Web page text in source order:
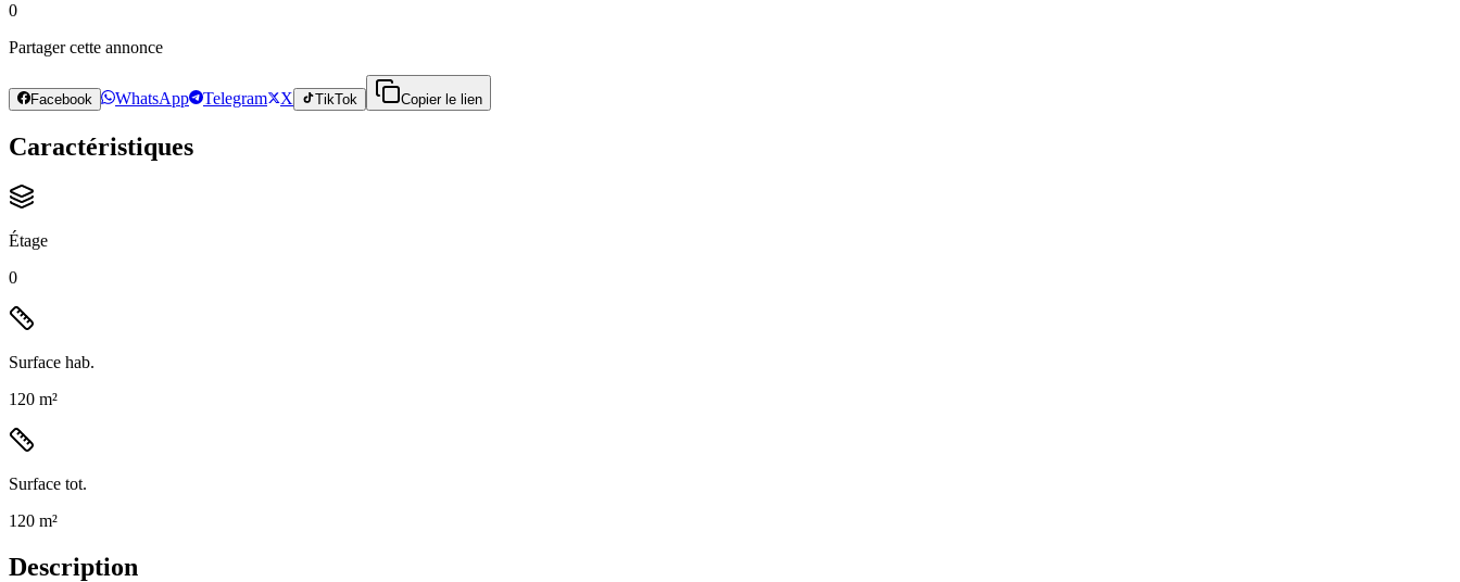
0
Partager cette annonce
Facebook WhatsApp Telegram X TikTok Copier le lien
Caractéristiques
Étage
0
Surface hab.
120 m²
Surface tot.
120 m²
Description